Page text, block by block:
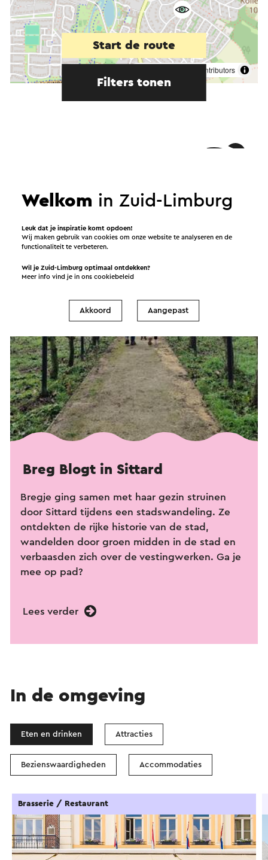
contributors
Start de route
Filters tonen
Breg Blogt in Sittard
Bregje ging samen met haar gezin struinen
door Sittard tijdens een stadswandeling. Ze
ontdekten de rijke historie van de stad,
wandelden door groen midden in de stad en
verbaasden zich over de vestingwerken. Ga je
mee op pad?
Lees verder
In de omgeving
Eten en drinken Attracties
Bezienswaardigheden Accommodaties
Brasserie / Restaurant
Welkom in Zuid-Limburg
Leuk dat je inspiratie komt opdoen!
Wij maken gebruik van cookies om onze website te analyseren en de
functionaliteit te verbeteren.
Wil je Zuid-Limburg optimaal ontdekken?
Meer info vind je in onscookiebeleid
Akkoord Aangepast